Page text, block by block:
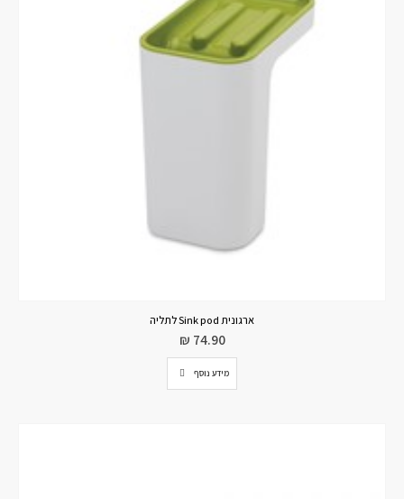
ארגונית Sink pod לתליה
₪ 74.90
מידע נוסף